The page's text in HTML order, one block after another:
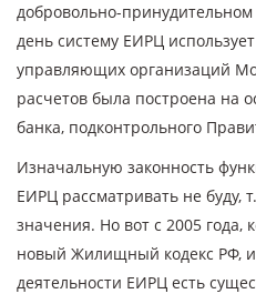
добровольно-
день систему ЕИРЦ
управляющих организаций
расчетов была построена на
банка, подконтрольного
Изначальную законность
ЕИРЦ рассматривать не буду,
значения. Но вот с 2005 года,
новый Жилищный кодекс РФ,
деятельности ЕИРЦ есть